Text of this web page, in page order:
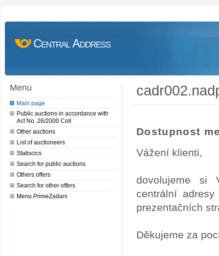
Central Address
Menu
Main page
Public auctions in accordance with
Act No. 26/2000 Coll
Other auctions
List of auctioneers
Statiscics
Search for public auctions
Others offers
Search for other offers
Menu.PrimeZadani
Dostupnost
Vážení klienti,
dovolujeme si
centrální
prezentačních
Děkujeme za